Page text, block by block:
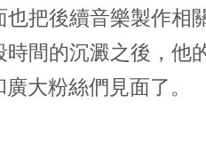
把後續音樂製作相
間的沉澱之後，他
大粉絲們見面了。